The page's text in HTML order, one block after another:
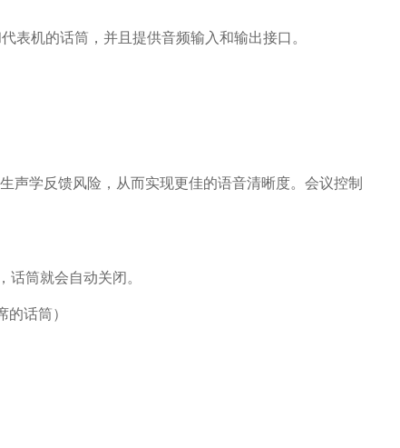
表机的话筒，并且提供音频输入和输出接口。
声学反馈风险，从而实现更佳的语音清晰度。会议控制
筒就会自动关闭。
话筒）